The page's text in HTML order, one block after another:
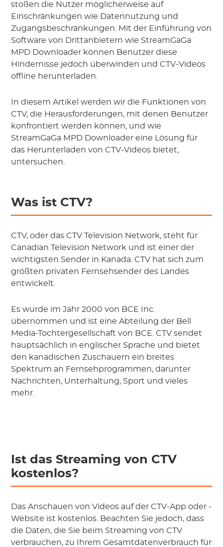
stoßen die Nutzer möglicherweise auf
Einschränkungen wie Datennutzung und
Zugangsbeschränkungen. Mit der Einführung von
Software von Drittanbietern wie StreamGaGa
MPD Downloader können Benutzer diese
Hindernisse jedoch überwinden und CTV-Videos
offline herunterladen.
In diesem Artikel werden wir die Funktionen von
CTV, die Herausforderungen, mit denen Benutzer
konfrontiert werden können, und wie
StreamGaGa MPD Downloader eine Lösung für
das Herunterladen von CTV-Videos bietet,
untersuchen.
Was ist CTV?
CTV, oder das CTV Television Network, steht für
Canadian Television Network und ist einer der
wichtigsten Sender in Kanada. CTV hat sich zum
größten privaten Fernsehsender des Landes
entwickelt.
Es wurde im Jahr 2000 von BCE Inc.
übernommen und ist eine Abteilung der Bell
Media-Tochtergesellschaft von BCE. CTV sendet
hauptsächlich in englischer Sprache und bietet
den kanadischen Zuschauern ein breites
Spektrum an Fernsehprogrammen, darunter
Nachrichten, Unterhaltung, Sport und vieles
mehr.
Ist das Streaming von CTV
kostenlos?
Das Anschauen von Videos auf der CTV-App oder -
Website ist kostenlos. Beachten Sie jedoch, dass
die Daten, die Sie beim Streaming von CTV
verbrauchen, zu Ihrem Gesamtdatenverbrauch für